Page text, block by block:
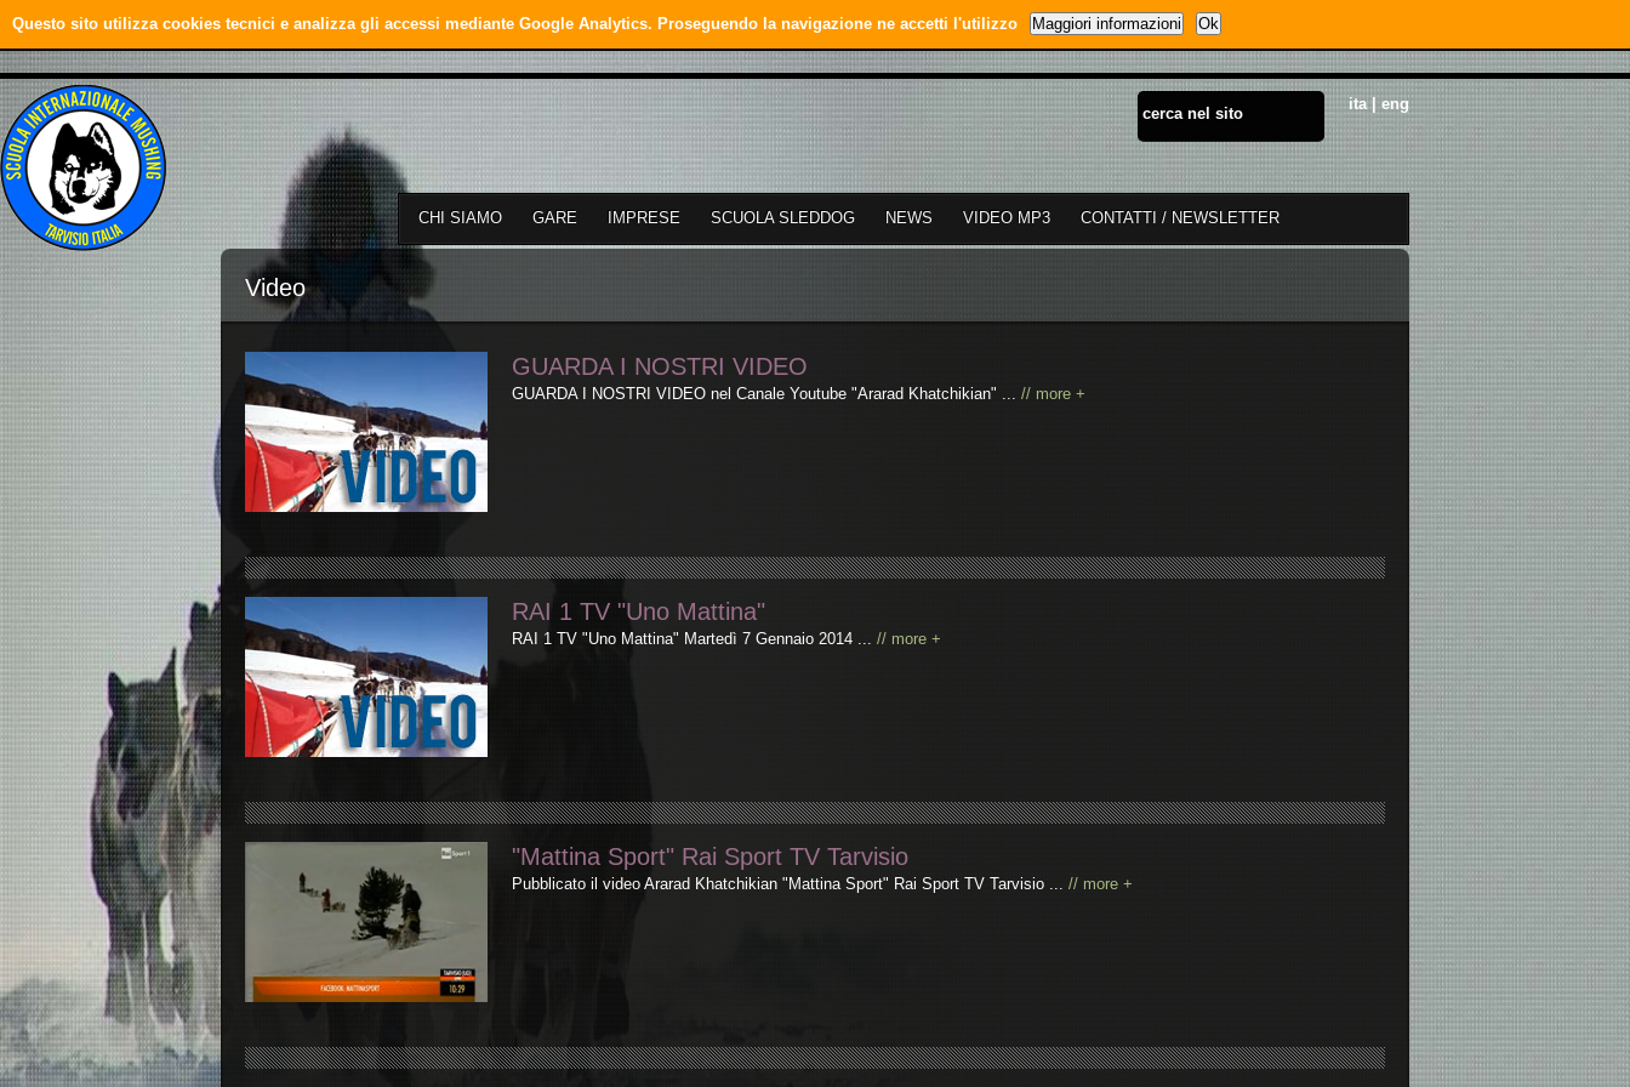
ita|eng
CHI SIAMO GARE IMPRESE SCUOLA SLEDDOG NEWS VIDEO MP3 CONTATTI / NEWSLETTER
Video
GUARDA I NOSTRI VIDEO
GUARDA I NOSTRI VIDEO nel Canale Youtube "Ararad Khatchikian" ... // more +
RAI 1 TV "Uno Mattina"
RAI 1 TV "Uno Mattina" Martedì 7 Gennaio 2014 ... // more +
"Mattina Sport" Rai Sport TV Tarvisio
Pubblicato il video Ararad Khatchikian "Mattina Sport" Rai Sport TV Tarvisio ... // more +
Questo sito utilizza cookies tecnici e analizza gli accessi mediante Google Analytics. Proseguendo la navigazione ne accetti l'utilizzo Maggiori informazioni Ok